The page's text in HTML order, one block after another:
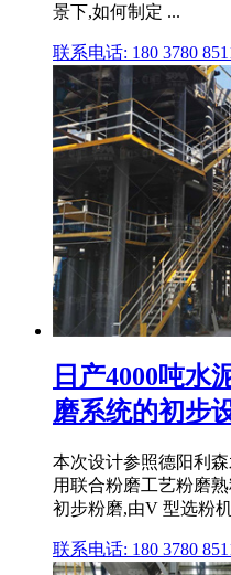
景下,如何制定 ...
联系电话: 180 3780
日产4000吨水
磨系统的初步
本次设计参照德阳利
用联合粉磨工艺粉磨
初步粉磨,由V 型选粉
联系电话: 180 3780